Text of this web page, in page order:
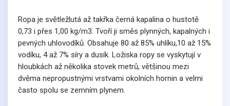
Ropa je světležlutá až takřka černá kapalina o hustotě
0,73 i přes 1,00 kg/m3. Tvoří ji směs plynných, kapalných i
pevných uhlovodíků. Obsahuje 80 až 85% uhlíku,10 až 15%
vodíku, 4 až 7% síry a dusík. Ložiska ropy se vyskytují v
hloubkách až několika stovek metrů, většinou mezi
dvěma nepropustnými vrstvami okolních hornin a velmi
často spolu se zemním plynem.